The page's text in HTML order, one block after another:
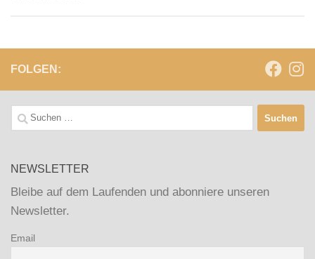
FOLGEN:
Suchen
nach:
NEWSLETTER
Bleibe auf dem Laufenden und abonniere unseren
Newsletter.
Email